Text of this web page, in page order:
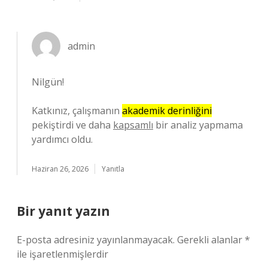
admin
Nilgün!
Katkınız, çalışmanın akademik derinliğini
pekiştirdi ve daha kapsamlı bir analiz yapmama
yardımcı oldu.
Haziran 26, 2026 Yanıtla
Bir yanıt yazın
E-posta adresiniz yayınlanmayacak. Gerekli alanlar*
ile işaretlenmişlerdir